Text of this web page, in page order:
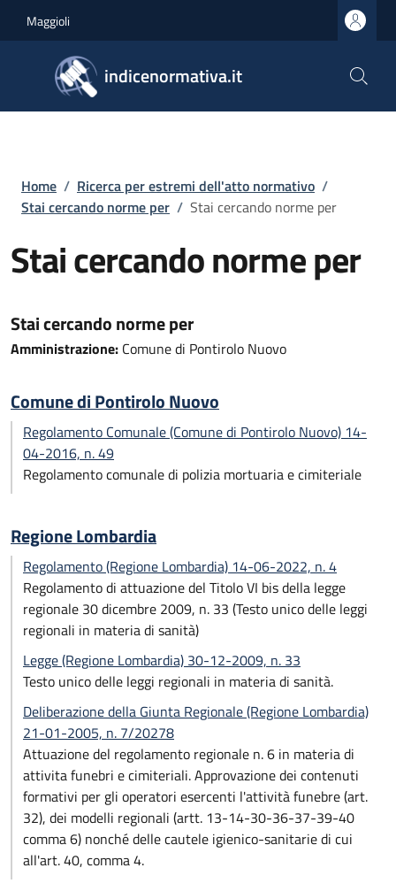
Maggioli
indicenormativa.it
Briciole di pane
Home / Ricerca per estremi dell'atto normativo /
Stai cercando norme per / Stai cercando norme per
Stai cercando norme per
Stai cercando norme per
Amministrazione: Comune di Pontirolo Nuovo
Comune di Pontirolo Nuovo
Regolamento Comunale (Comune di Pontirolo Nuovo) 14-
04-2016, n. 49
Regolamento comunale di polizia mortuaria e cimiteriale
Regione Lombardia
Regolamento (Regione Lombardia) 14-06-2022, n. 4
Regolamento di attuazione del Titolo VI bis della legge
regionale 30 dicembre 2009, n. 33 (Testo unico delle leggi
regionali in materia di sanità)
Legge (Regione Lombardia) 30-12-2009, n. 33
Testo unico delle leggi regionali in materia di sanità.
Deliberazione della Giunta Regionale (Regione Lombardia)
21-01-2005, n. 7/20278
Attuazione del regolamento regionale n. 6 in materia di
attivita funebri e cimiteriali. Approvazione dei contenuti
formativi per gli operatori esercenti l'attività funebre (art.
32), dei modelli regionali (artt. 13-14-30-36-37-39-40
comma 6) nonché delle cautele igienico-sanitarie di cui
all'art. 40, comma 4.